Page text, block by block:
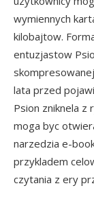
wymiennych
kilobajtow.
entuzjastow
lata przed
Psion zniknela z
moga byc
narzedzia e-
przykladem
czytania z ery